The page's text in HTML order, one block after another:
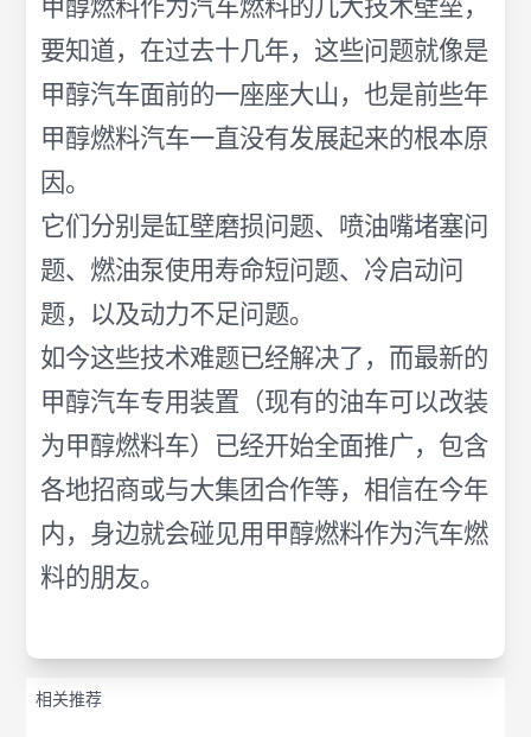
甲醇燃料作为汽车燃料的几大技术壁垒，
要知道，在过去十几年，这些问题就像是
甲醇汽车面前的一座座大山，也是前些年
甲醇燃料汽车一直没有发展起来的根本原
因。
它们分别是缸壁磨损问题、喷油嘴堵塞问
题、燃油泵使用寿命短问题、冷启动问
题，以及动力不足问题。
如今这些技术难题已经解决了，而最新的
甲醇汽车专用装置（现有的油车可以改装
为甲醇燃料车）已经开始全面推广，包含
各地招商或与大集团合作等，相信在今年
内，身边就会碰见用甲醇燃料作为汽车燃
料的朋友。
相关推荐